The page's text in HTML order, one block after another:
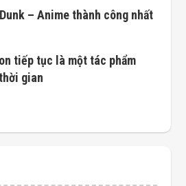
– Anime thành công nhất
tiếp tục là một tác phẩm
gian